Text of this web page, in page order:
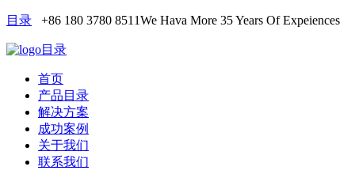
目录 +86 180 3780 8511We Hava More 35 Years Of Expeiences
目录
首页
产品目录
解决方案
成功案例
关于我们
联系我们